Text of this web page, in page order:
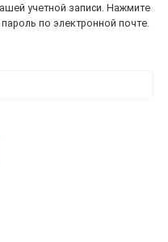
учетной записи. Нажмите
по электронной почте.